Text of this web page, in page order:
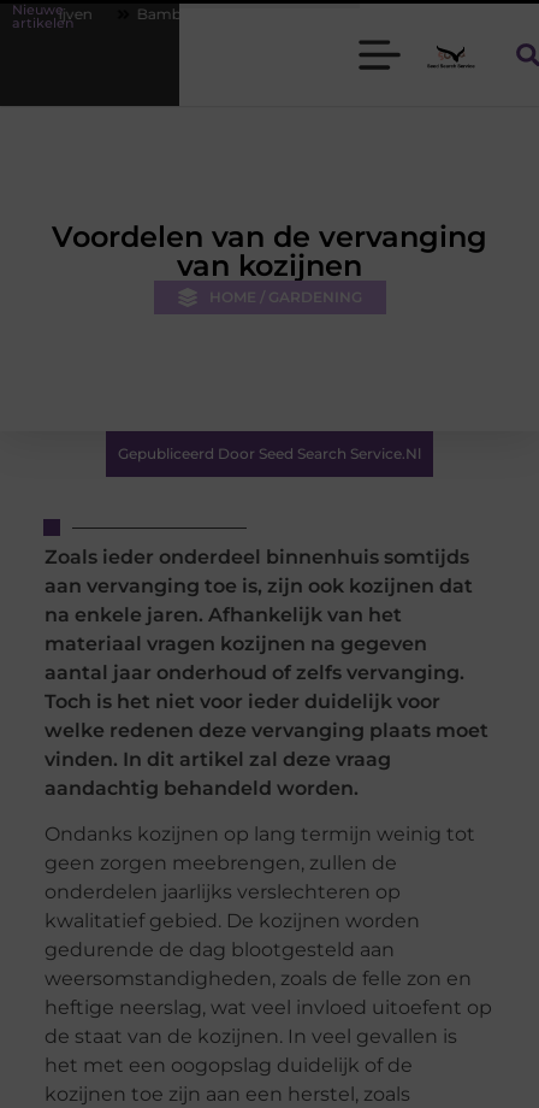
Nieuwe
artikelen
Bamboe T-shirts voor heren die koel blijven
Voordelen van de vervanging
van kozijnen
HOME / GARDENING
Gepubliceerd Door Seed Search Service.nl
Zoals ieder onderdeel binnenhuis somtijds
aan vervanging toe is, zijn ook kozijnen dat
na enkele jaren. Afhankelijk van het
materiaal vragen kozijnen na gegeven
aantal jaar onderhoud of zelfs vervanging.
Toch is het niet voor ieder duidelijk voor
welke redenen deze vervanging plaats moet
vinden. In dit artikel zal deze vraag
aandachtig behandeld worden.
Ondanks kozijnen op lang termijn weinig tot
geen zorgen meebrengen, zullen de
onderdelen jaarlijks verslechteren op
kwalitatief gebied. De kozijnen worden
gedurende de dag blootgesteld aan
weersomstandigheden, zoals de felle zon en
heftige neerslag, wat veel invloed uitoefent op
de staat van de kozijnen. In veel gevallen is
het met een oogopslag duidelijk of de
kozijnen toe zijn aan een herstel, zoals